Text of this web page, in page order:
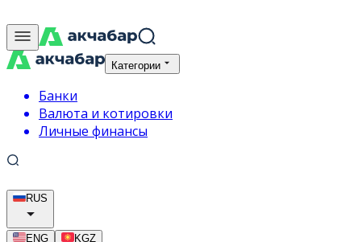
Категории
Банки
Валюта и котировки
Личные финансы
RUS
ENG
KGZ